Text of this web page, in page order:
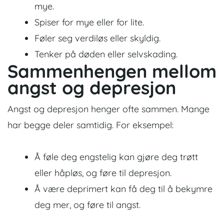
mye.
Spiser for mye eller for lite.
Føler seg verdiløs eller skyldig.
Tenker på døden eller selvskading.
Sammenhengen mellom
angst og depresjon
Angst og depresjon henger ofte sammen. Mange
har begge deler samtidig. For eksempel:
Å føle deg engstelig kan gjøre deg trøtt
eller håpløs, og føre til depresjon.
Å være deprimert kan få deg til å bekymre
deg mer, og føre til angst.